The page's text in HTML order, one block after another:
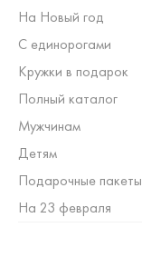
На Новый год
С единорогами
Кружки в подарок
Полный каталог
Мужчинам
Детям
Подарочные пакеты
На 23 февраля